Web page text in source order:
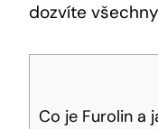
dozvíte
Co je Furolin a